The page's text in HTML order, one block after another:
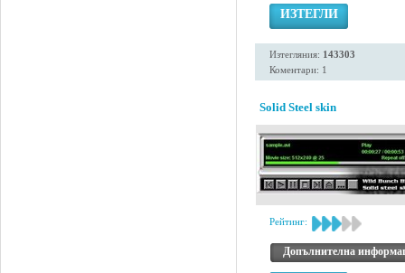
ИЗТЕГЛИ
Изтегляния: 143303
Коментари: 1
Solid Steel skin
Рейтинг:
Допълнителна